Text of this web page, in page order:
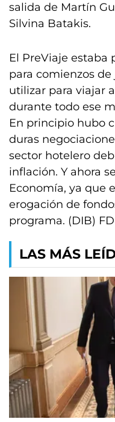
salida de Martín
Silvina Batakis.
El PreViaje estaba
para comienzos
utilizar para viajar
durante todo ese
En principio hubo
duras
sector hotelero
inflación. Y ahora
Economía, ya que
erogación de
programa. (DIB) FD
LAS MÁS